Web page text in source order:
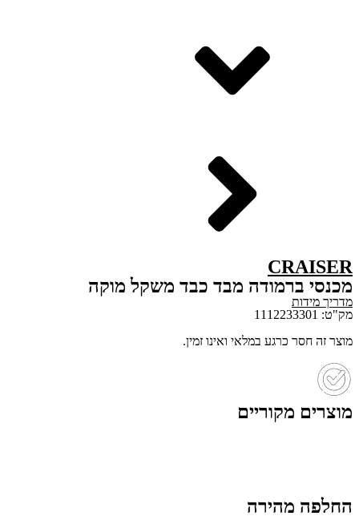
CRAISER
מכנסי ברמודה מבד כבד משקל מוקה
מדריך מידות
מק"ט: 1112233301
מוצר זה חסר כרגע במלאי ואינו זמין.
מוצרים מקוריים
החלפה מהירה